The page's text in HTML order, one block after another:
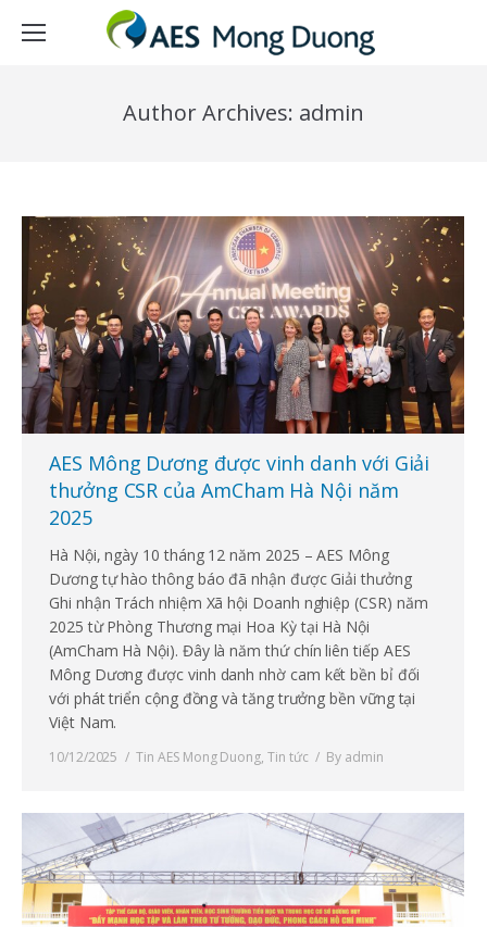
Author Archives: admin
AES Mông Dương được vinh danh với Giải
thưởng CSR của AmCham Hà Nội năm
2025
Hà Nội, ngày 10 tháng 12 năm 2025 – AES Mông
Dương tự hào thông báo đã nhận được Giải thưởng
Ghi nhận Trách nhiệm Xã hội Doanh nghiệp (CSR) năm
2025 từ Phòng Thương mại Hoa Kỳ tại Hà Nội
(AmCham Hà Nội). Đây là năm thứ chín liên tiếp AES
Mông Dương được vinh danh nhờ cam kết bền bỉ đối
với phát triển cộng đồng và tăng trưởng bền vững tại
Việt Nam.
10/12/2025 Tin AES Mong Duong, Tin tức By admin